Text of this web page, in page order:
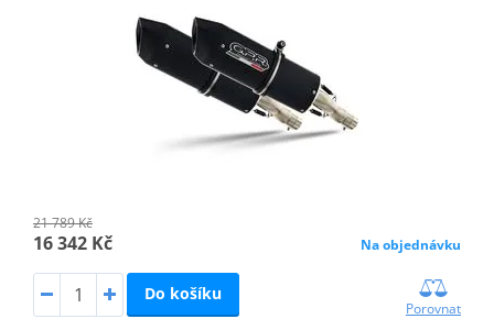
21 789 Kč
16 342 Kč Na objednávku
Do košíku
Porovnat